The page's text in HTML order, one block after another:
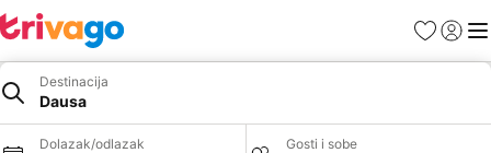
FavoritiPrijavi
Destinacija
Dausa
Dolazak/odlazak Gosti i sobe